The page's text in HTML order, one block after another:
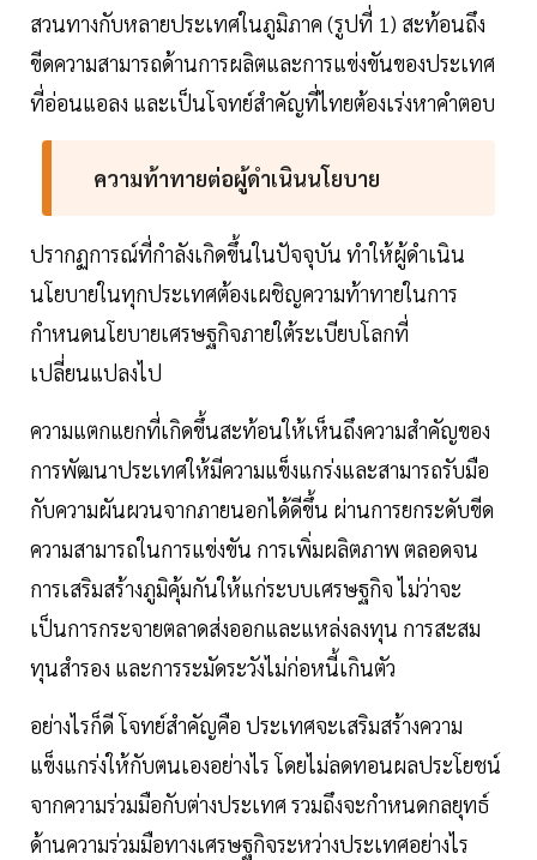
สวนทางกับหลายประเทศในภูมิภาค (รูปที่ 1) สะท้อนถึง
ขีดความสามารถด้านการผลิตและการแข่งขันของประเทศ
ที่อ่อนแอลง และเป็นโจทย์สำคัญที่ไทยต้องเร่งหาคำตอบ
ความท้าทายต่อผู้ดำเนินนโยบาย
ปรากฏการณ์ที่กำลังเกิดขึ้นในปัจจุบัน ทำให้ผู้ดำเนิน
นโยบายในทุกประเทศต้องเผชิญความท้าทายในการ
กำหนดนโยบายเศรษฐกิจภายใต้ระเบียบโลกที่
เปลี่ยนแปลงไป
ความแตกแยกที่เกิดขึ้นสะท้อนให้เห็นถึงความสำคัญของ
การพัฒนาประเทศให้มีความแข็งแกร่งและสามารถรับมือ
กับความผันผวนจากภายนอกได้ดีขึ้น ผ่านการยกระดับขีด
ความสามารถในการแข่งขัน การเพิ่มผลิตภาพ ตลอดจน
การเสริมสร้างภูมิคุ้มกันให้แก่ระบบเศรษฐกิจ ไม่ว่าจะ
เป็นการกระจายตลาดส่งออกและแหล่งลงทุน การสะสม
ทุนสำรอง และการระมัดระวังไม่ก่อหนี้เกินตัว
อย่างไรก็ดี โจทย์สำคัญคือ ประเทศจะเสริมสร้างความ
แข็งแกร่งให้กับตนเองอย่างไร โดยไม่ลดทอนผลประโยชน์
จากความร่วมมือกับต่างประเทศ รวมถึงจะกำหนดกลยุทธ์
ด้านความร่วมมือทางเศรษฐกิจระหว่างประเทศอย่างไร